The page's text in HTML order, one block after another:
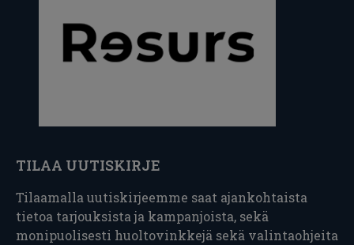
TILAA UUTISKIRJE
Tilaamalla uutiskirjeemme saat ajankohtaista
tietoa tarjouksista ja kampanjoista, sekä
monipuolisesti huoltovinkkejä sekä valintaohjeita